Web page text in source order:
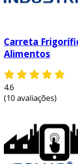
Carreta
Alimentos
4.6
(10 avaliações)